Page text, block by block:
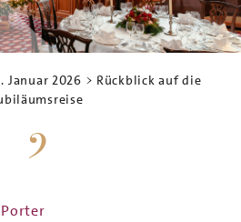
Januar 2026 > Rückblick auf die